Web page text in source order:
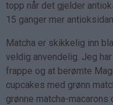
topp når det gjelder
15 ganger mer
Matcha er skikkelig inn
veldig anvendelig. Jeg
frappe og at berømte
cupcakes med grønn
grønne matcha-